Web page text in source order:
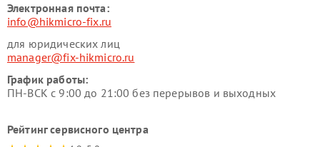
Электронная почта:
info@hikmicro-fix.ru
для юридических лиц
manager@fix-hikmicro.ru
График работы:
ПН-ВСК с 9:00 до 21:00 без перерывов и выходных
Рейтинг сервисного центра